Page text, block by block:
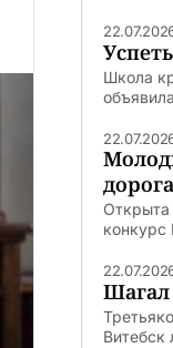
Школа
дорога
Открыта
Шагал
Витебск